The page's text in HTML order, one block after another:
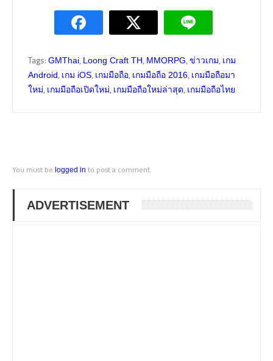
Tags: GMThai, Loong Craft TH, MMORPG, ข่าวเกม, เกม
Android, เกม iOS, เกมมือถือ, เกมมือถือ 2016, เกมมือถือมา
ใหม่, เกมมือถือเปิดใหม่, เกมมือถือใหม่ล่าสุด, เกมมือถือไทย
You must be logged in to post a comment.
ADVERTISEMENT